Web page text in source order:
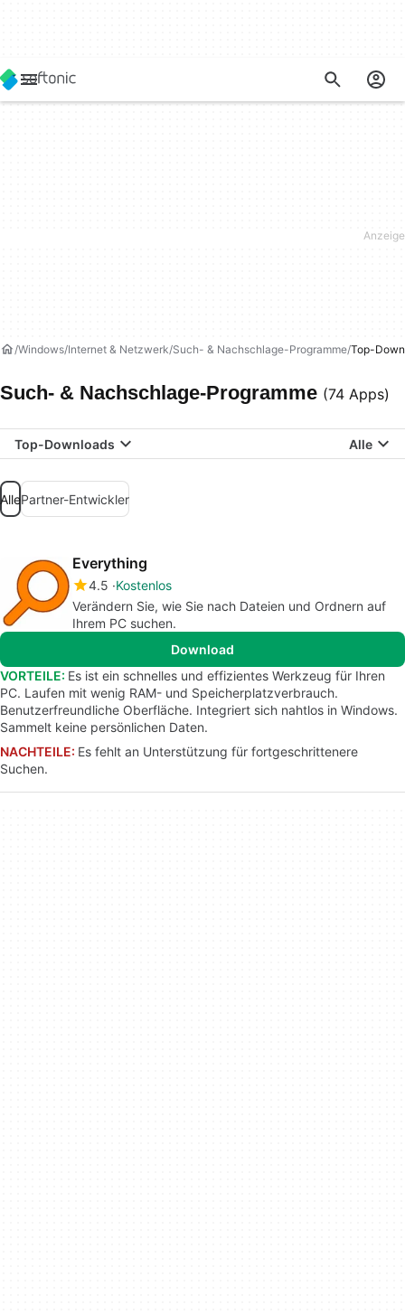
Windows Internet & Netzwerk Such- & Nachschlage-Programme Top-
Such- & Nachschlage-Programme (74 Apps)
Top-Downloads Alle
AllePartner-Entwickler
Everything
4.5 Kostenlos
Verändern Sie, wie Sie nach Dateien und Ordnern auf
Ihrem PC suchen.
Download
VORTEILE: Es ist ein schnelles und effizientes Werkzeug für Ihren
PC. Laufen mit wenig RAM- und Speicherplatzverbrauch.
Benutzerfreundliche Oberfläche. Integriert sich nahtlos in Windows.
Sammelt keine persönlichen Daten.
NACHTEILE: Es fehlt an Unterstützung für fortgeschrittenere
Suchen.